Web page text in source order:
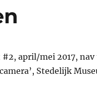
april/mei 2017,
Stedelijk